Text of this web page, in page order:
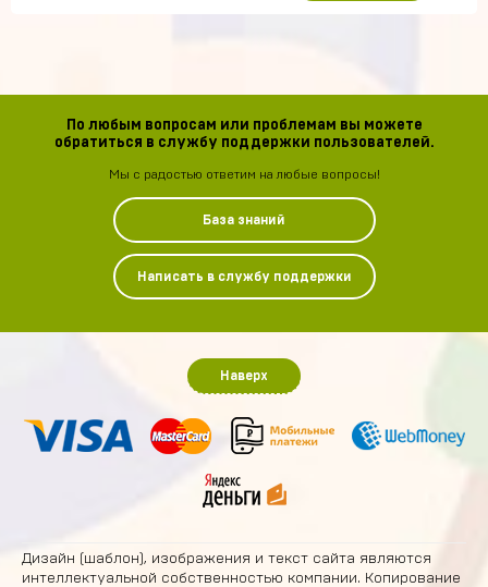
По любым вопросам или проблемам вы можете
обратиться в службу поддержки пользователей.
Мы с радостью ответим на любые вопросы!
База знаний
Написать в службу поддержки
Наверх
Дизайн (шаблон), изображения и текст сайта являются
интеллектуальной собственностью компании. Копирование